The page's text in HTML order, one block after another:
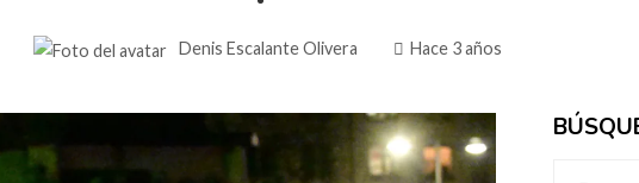
Denis Escalante Olivera Hace 3 años